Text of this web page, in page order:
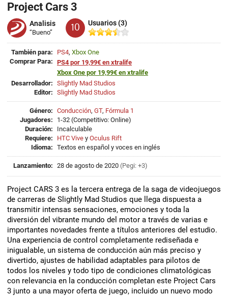
Project Cars 3
Analisis
“Bueno” 10 Usuarios (3)
También para: PS4, Xbox One
Comprar Para: PS4 por 19,99€ en xtralife
Xbox One por 19,99€ en xtralife
Desarrollador: Slightly Mad Studios
Editor: Slightly Mad Studios
Género: Conducción, GT, Fórmula 1
Jugadores:
1-32 (Competitivo: Online)
Duración:
Incalculable
Requiere:
HTC Vive y Oculus Rift
Idioma: Textos en español y voces en inglés
Lanzamiento: 28 de agosto de 2020 (Pegi: +3)
Project CARS 3 es la tercera entrega de la saga de videojuegos
de carreras de Slightly Mad Studios que llega dispuesta a
transmitir intensas sensaciones, emociones y toda la
diversión del vibrante mundo del motor a través de varias e
importantes novedades frente a títulos anteriores del estudio.
Una experiencia de control completamente rediseñada e
inigualable, un sistema de conducción aún más preciso y
divertido, ajustes de habilidad adaptables para pilotos de
todos los niveles y todo tipo de condiciones climatológicas
con relevancia en la conducción completan este Project Cars
3 junto a una mayor oferta de juego, incluido un nuevo modo